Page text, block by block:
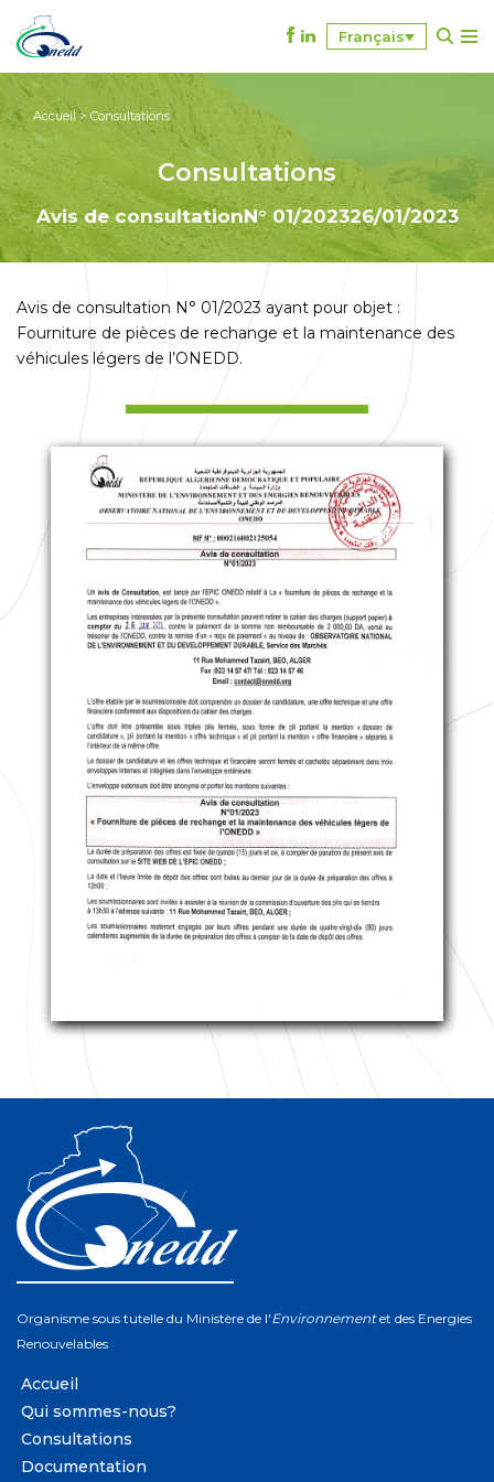
A
l
e
r
a
u
o
t
e
n
Français
Accueil > Consultations
Consultations
Avis de consultationN° 01/202326/01/2023
Avis de consultation N° 01/2023 ayant pour objet :
Fourniture de pièces de rechange et la maintenance des
véhicules légers de l’ONEDD.
Organisme sous tutelle du Ministère de l'Environnementet des Energies
Renouvelables
Accueil
Qui sommes-nous?
Consultations
Documentation